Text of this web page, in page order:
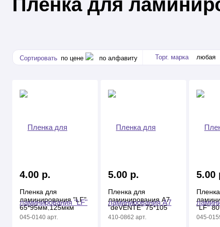
Плёнка для
Сортировать по цене по алфавиту Торг. марка любая
4.00 р.
Пленка для
ламинирования "LF"
65*95мм,125мкм
045-0140 арт.
5.00 р.
Пленка для
ламинирования А7
"deVENTE" 75*105
мм, 125 мкм
410-0862 арт.
5.00
"LF"
мкм
045-